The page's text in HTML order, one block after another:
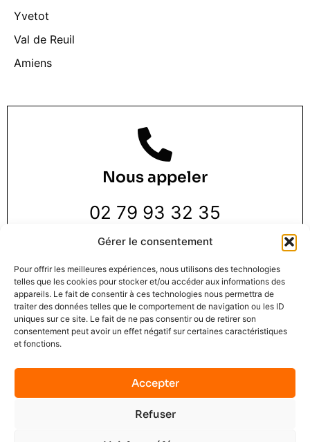
Gérer le consentement
Pour offrir les meilleures expériences, nous utilisons des technologies
telles que les cookies pour stocker et/ou accéder aux informations des
appareils. Le fait de consentir à ces technologies nous permettra de
traiter des données telles que le comportement de navigation ou les ID
uniques sur ce site. Le fait de ne pas consentir ou de retirer son
consentement peut avoir un effet négatif sur certaines caractéristiques
et fonctions.
Accepter
Refuser
Yvetot
Val de Reuil
Amiens
Nous appeler
02 79 93 32 35
Nous trouver
3 Rue de la Pie 1 er étage,
76000 Rouen
No data was found